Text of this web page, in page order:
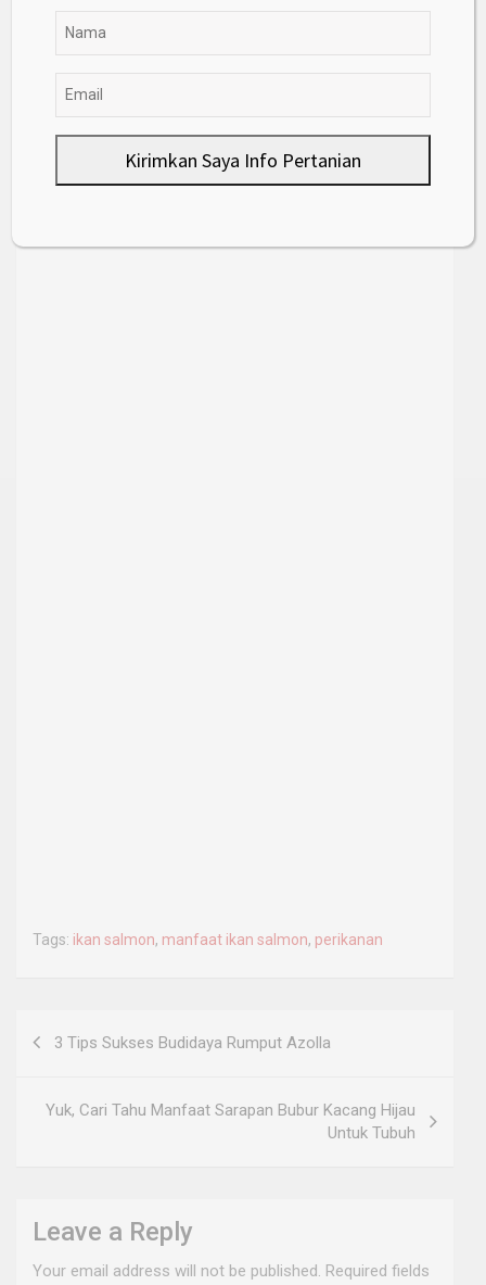
Tags: ikan salmon, manfaat ikan salmon, perikanan
navigation
3 Tips Sukses Budidaya Rumput Azolla
Yuk, Cari Tahu Manfaat Sarapan Bubur Kacang Hijau
Untuk Tubuh
Leave a Reply
Your email address will not be published. Required fields
Kirimkan Saya Info Pertanian